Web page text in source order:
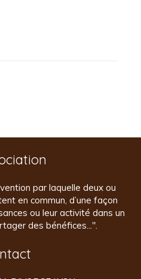
par laquelle deux ou
en commun, d’une façon
ou leur activité dans un
des bénéfices...".